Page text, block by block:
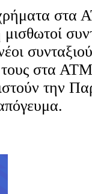
στα
στα ΑΤΜ
την